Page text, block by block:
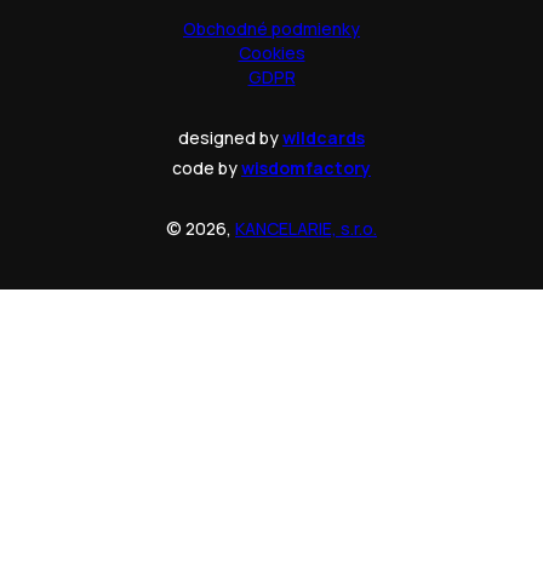
Obchodné podmienky
Cookies
GDPR
designed bywildcards
code bywisdomfactory
© 2026, KANCELARIE, s.r.o.